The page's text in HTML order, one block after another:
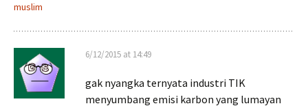
muslim
6/12/2015 at 14:49
gak nyangka ternyata industri TIK
menyumbang emisi karbon yang lumayan